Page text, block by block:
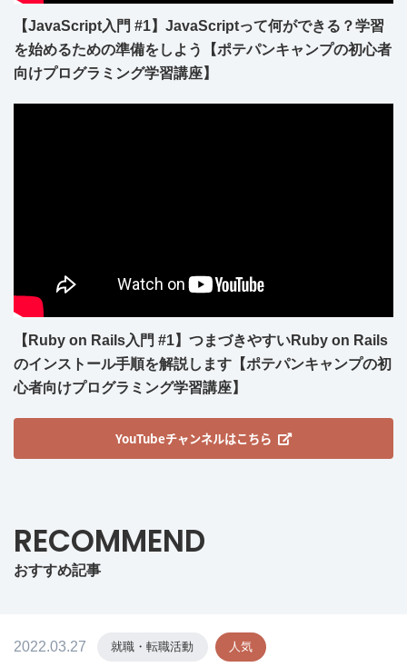
【JavaScript入門 #1】JavaScriptって何ができる？学習
を始めるための準備をしよう【ポテパンキャンプの初心者
向けプログラミング学習講座】
【Ruby on Rails入門 #1】つまづきやすいRuby on Rails
のインストール手順を解説します【ポテパンキャンプの初
心者向けプログラミング学習講座】
YouTubeチャンネルはこちら
RECOMMEND
おすすめ記事
2022.03.27 就職・転職活動 人気